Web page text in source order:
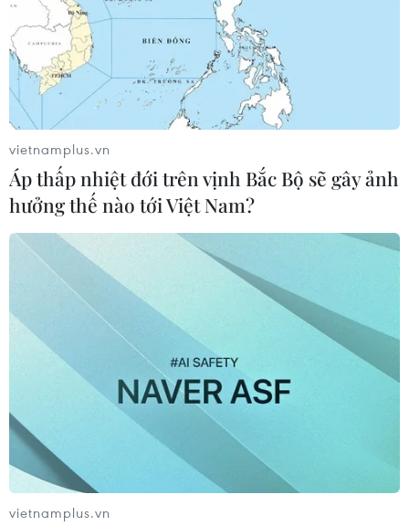
Thủ tướng Lê Minh Hưng điện đàm với
Thủ tướng Canada Mark Carney
TIN LIÊN QUAN
Lan tỏa lòng yêu nước và giá trị văn hóa
vietnamplus.vn
Áp thấp nhiệt đới trên vịnh Bắc Bộ sẽ gây ảnh
hưởng thế nào tới Việt Nam?
vietnamplus.vn